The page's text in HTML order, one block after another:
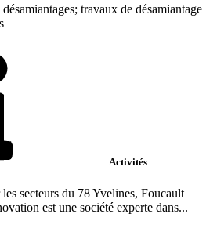
travaux de désamiantage
Activités
secteurs du 78 Yvelines, Foucault
est une société experte dans...